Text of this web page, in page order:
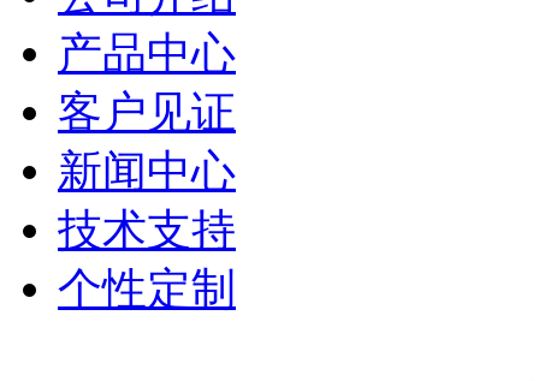
产品中心
客户见证
新闻中心
技术支持
个性定制